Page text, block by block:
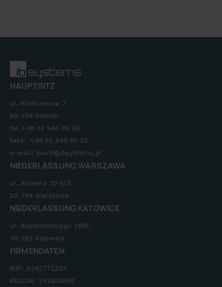
HAUPTSITZ
ul. Klinkierowa 7
60-104 Poznań
tel.+48 61 646 85 00
faks: +48 61 646 85 01
e-mail: biuro@ibsystems.pl
NIEDERLASSUNG WARSZAWA
ul. Romera 10 E/3
02-784 Warszawa
NIEDERLASSUNG KATOWICE
ul. Roździeńskiego 188C
40-203 Katowice
FIRMENDATEN
NIP: 6342771293
REGON: 241805659